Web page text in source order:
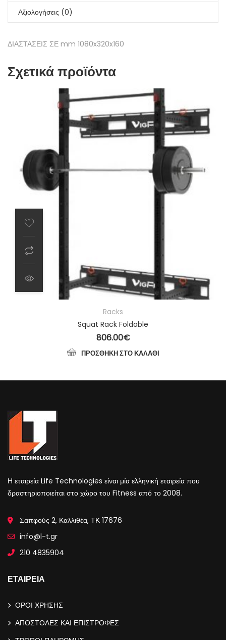
Αξιολογήσεις (0)
ΔΙΑΣΤΑΣΕΙΣ ΣΕ mm 1080x320x160
Σχετικά προϊόντα
Racks
Squat Rack Foldable
806.00€
ΠΡΟΣΘΉΚΗ ΣΤΟ ΚΑΛΆΘΙ
Η εταιρεία Life Technologies είναι μία ελληνική εταιρεία που
δραστηριοποιείται στο χώρο του Fitness από το 2008.
Σαπφούς 2, Καλλιθέα, ΤΚ 17676
info@l-t.gr
210 4835904
ΕΤΑΙΡΕΙΑ
ΟΡΟΙ ΧΡΗΣΗΣ
ΑΠΟΣΤΟΛΕΣ ΚΑΙ ΕΠΙΣΤΡΟΦΕΣ